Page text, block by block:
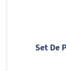
Set De